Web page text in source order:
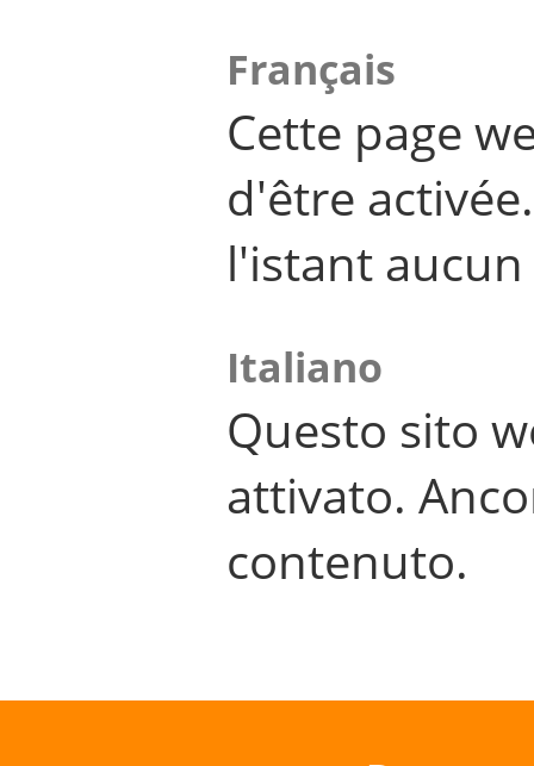
Français
Cette page
d'être
l'istant
Italiano
Questo sito
attivato.
contenuto.